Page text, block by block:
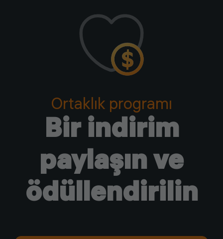
Ortaklık programı
Bir indirim
paylaşın ve
ödüllendirilin